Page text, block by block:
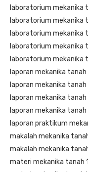
laboratorium mekanika
laboratorium mekanika
laboratorium mekanika
laboratorium mekanika
laboratorium mekanika
laporan mekanika
laporan mekanika
laporan mekanika tanah
laporan mekanika tanah
laporan praktikum
makalah mekanika
makalah mekanika
materi mekanika tanah